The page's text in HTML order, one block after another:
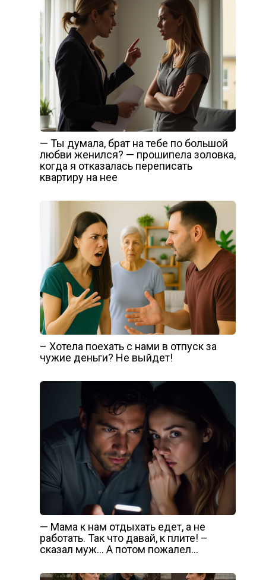
— Ты думала, брат на тебе по большой
любви женился? — прошипела золовка,
когда я отказалась переписать
квартиру на нее
– Хотела поехать с нами в отпуск за
чужие деньги? Не выйдет!
— Мама к нам отдыхать едет, а не
работать. Так что давай, к плите! –
сказал муж… А потом пожалел…